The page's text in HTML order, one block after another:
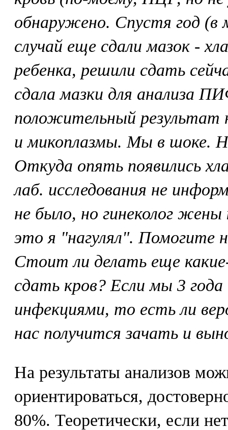
обнаружено. Спустя год (в
случай еще сдали мазок -
ребенка, решили сдать
сдала мазки для анализа
положительный результат
и микоплазмы. Мы в шоке.
Откуда опять появились
лаб. исследования не
не было, но гинеколог жены
это я "нагулял". Помогите
Стоит ли делать еще
сдать кров? Если мы 3
инфекциями, то есть ли
нас получится зачать и
На результаты анализов
ориентироваться,
80%. Теоретически, если